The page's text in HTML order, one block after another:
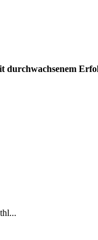
durchwachsenem